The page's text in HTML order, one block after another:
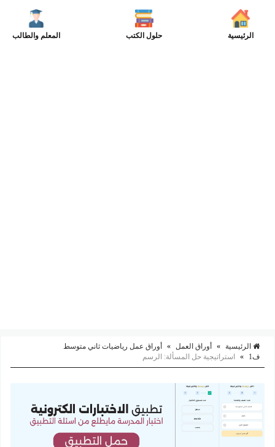
الرئيسية حلول الكتب المعلم والطالب
الرئيسية » أوراق العمل »
أوراق عمل رياضيات ثاني متوسط
ف1
» استراتيجية حل المسألة: الرسم